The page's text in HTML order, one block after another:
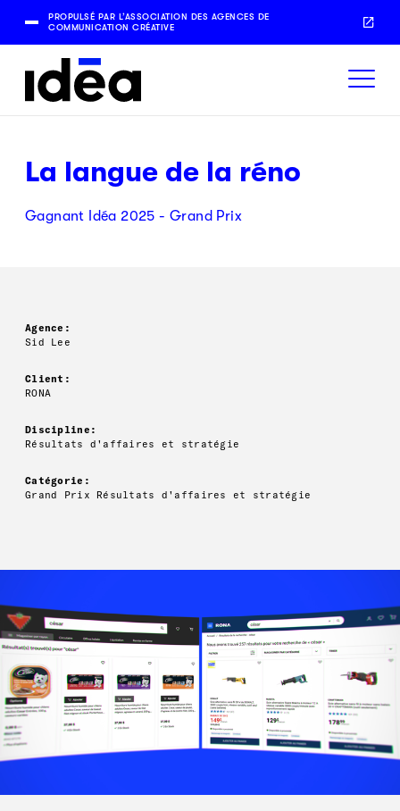
PROPULSÉ PAR L’ASSOCIATION DES AGENCES DE
COMMUNICATION CRÉATIVE
La langue de la réno
Gagnant Idéa 2025 - Grand Prix
Agence:
Sid Lee
Client:
RONA
Discipline:
Résultats d'affaires et stratégie
Catégorie:
Grand Prix Résultats d'affaires et stratégie